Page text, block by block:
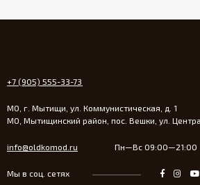
+7 (905) 555-33-73
МО, г. Мытищи, ул. Коммунистическая, д. 1
МО, Мытищинский район, пос. Вешки, ул.
info@oldkomod.ru Пн—Вс 09:00—21:00
Мы в соц. сетях